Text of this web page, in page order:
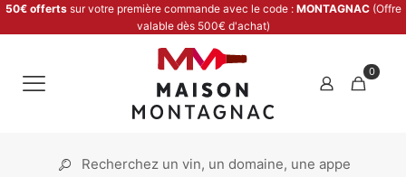
50€ offertssur votre première commande avec le code : MONTAGNAC (Offre
valable dès 500€ d'achat)
0